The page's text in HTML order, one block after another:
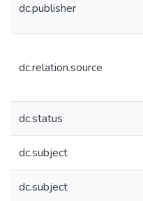
dc.publisher
dc.relation.source
dc.status
dc.subject
dc.subject